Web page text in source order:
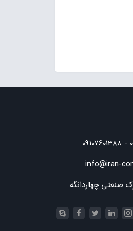
info@iran-
صنعتی چهاردانگه